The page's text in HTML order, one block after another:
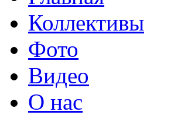
Коллективы
Фото
Видео
О нас